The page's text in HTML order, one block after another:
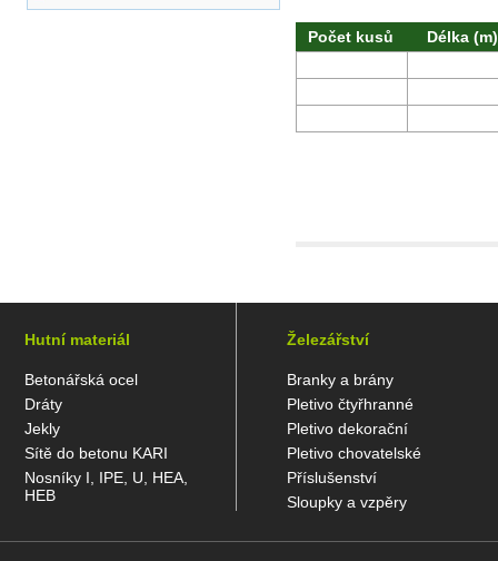
Počet kusů Délka (m)
Hutní materiál
Betonářská ocel
Dráty
Jekly
Sítě do betonu KARI
Nosníky I, IPE, U, HEA,
HEB
Železářství
Branky a brány
Pletivo čtyřhranné
Pletivo dekorační
Pletivo chovatelské
Příslušenství
Sloupky a vzpěry